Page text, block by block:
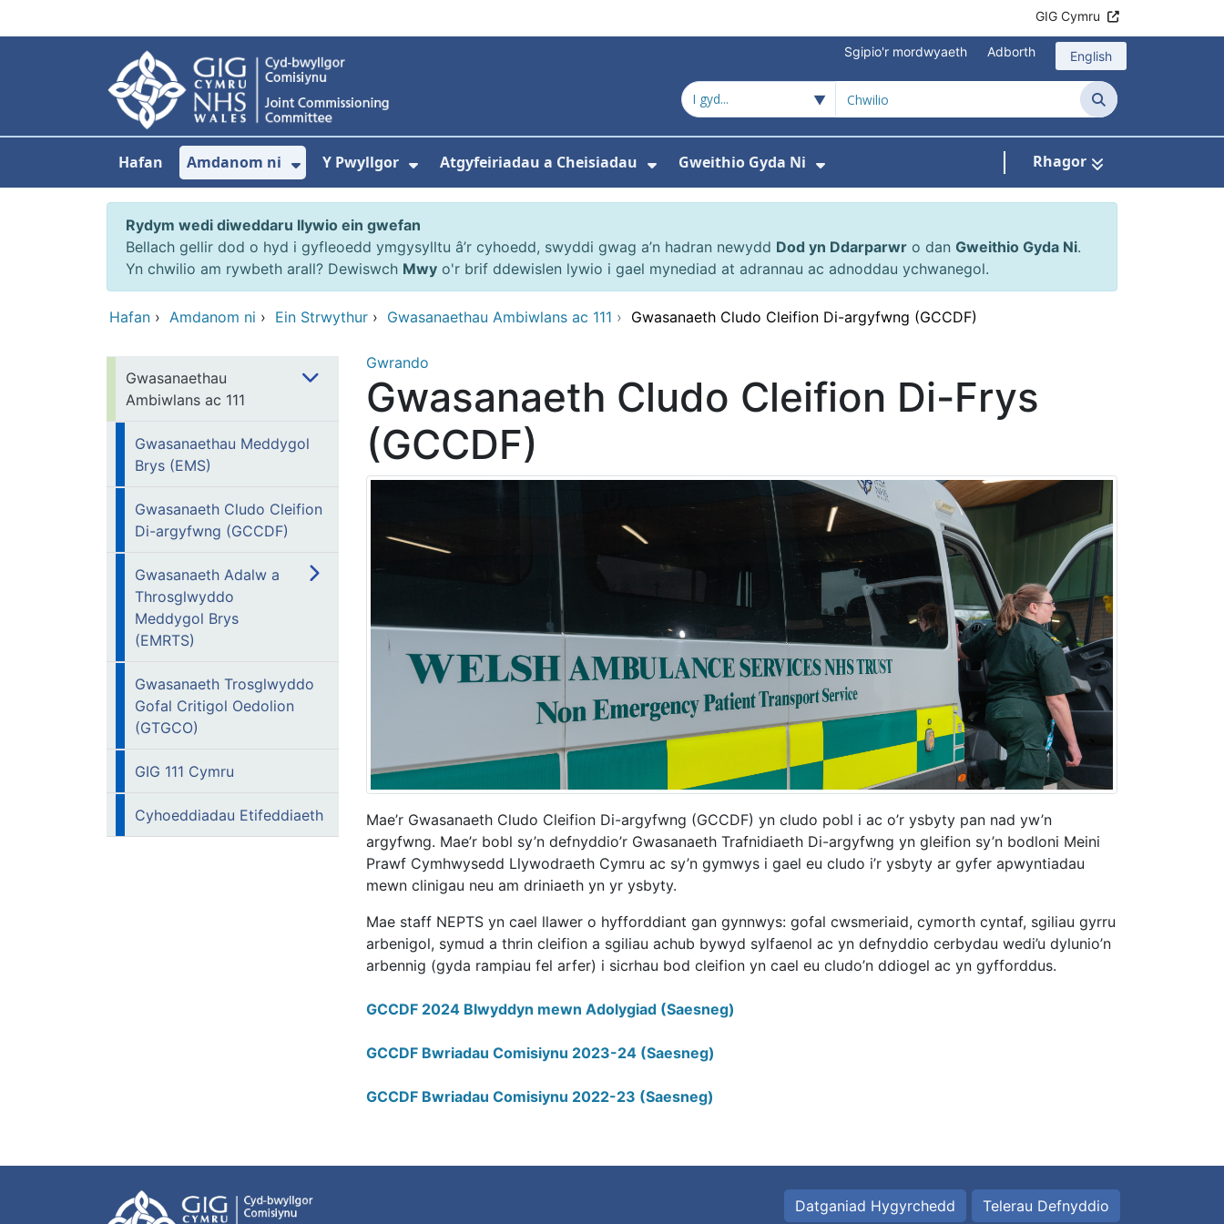
GIG Cymru
Sgipio'r mordwyaeth Adborth English
Chwilio
Hafan Amdanom ni
Dangos isddewislen ar gyfer Amdanom ni
Y Pwyllgor Atgyfeiriadau a Cheisiadau Gweithio Gyda Ni Rhagor
Rydym wedi diweddaru llywio ein gwefan
Bellach gellir dod o hyd i gyfleoedd ymgysylltu â’r cyhoedd, swyddi gwag a’n hadran newydd Dod yn Ddarparwr o dan Gweithio Gyda Ni.
Yn chwilio am rywbeth arall? Dewiswch Mwy o'r brif ddewislen lywio i gael mynediad at adrannau ac adnoddau ychwanegol.
Hafan › Amdanom ni › Ein Strwythur › Gwasanaethau Ambiwlans ac 111 › Gwasanaeth Cludo Cleifion Di-argyfwng (GCCDF)
Gwasanaethau
Ambiwlans ac 111
Gwasanaethau Meddygol
Brys (EMS)
Gwasanaeth Cludo Cleifion
Di-argyfwng (GCCDF)
Gwasanaeth Adalw a
Throsglwyddo
Meddygol Brys
(EMRTS)
Gwasanaeth Trosglwyddo
Gofal Critigol Oedolion
(GTGCO)
GIG 111 Cymru
Cyhoeddiadau Etifeddiaeth
Gwrando
Gwasanaeth Cludo Cleifion Di-Frys
(GCCDF)
Mae’r Gwasanaeth Cludo Cleifion Di-argyfwng (GCCDF) yn cludo pobl i ac o’r ysbyty pan nad yw’n
argyfwng. Mae’r bobl sy’n defnyddio’r Gwasanaeth Trafnidiaeth Di-argyfwng yn gleifion sy’n bodloni Meini
Prawf Cymhwysedd Llywodraeth Cymru ac sy’n gymwys i gael eu cludo i’r ysbyty ar gyfer apwyntiadau
mewn clinigau neu am driniaeth yn yr ysbyty.
Mae staff NEPTS yn cael llawer o hyfforddiant gan gynnwys: gofal cwsmeriaid, cymorth cyntaf, sgiliau gyrru
arbenigol, symud a thrin cleifion a sgiliau achub bywyd sylfaenol ac yn defnyddio cerbydau wedi’u dylunio’n
arbennig (gyda rampiau fel arfer) i sicrhau bod cleifion yn cael eu cludo’n ddiogel ac yn gyfforddus.
GCCDF 2024 Blwyddyn mewn Adolygiad (Saesneg)
GCCDF Bwriadau Comisiynu 2023-24 (Saesneg)
GCCDF Bwriadau Comisiynu 2022-23 (Saesneg)
Datganiad Hygyrchedd Telerau Defnyddio